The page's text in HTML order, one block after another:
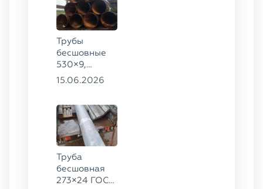
Трубы
бесшовные
530×9,
530×10 ст.
15.06.2026
Труба
бесшовная
273×24 ГОСТ